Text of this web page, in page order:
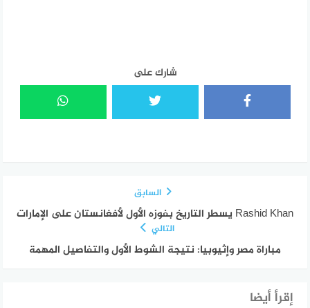
شارك على
السابق
Rashid Khan يسطر التاريخ بفوزه الأول لأفغانستان على الإمارات
التالي
مباراة مصر وإثيوبيا: نتيجة الشوط الأول والتفاصيل المهمة
إقرأ أيضا